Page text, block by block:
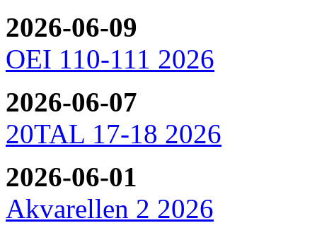
2026-06-09
OEI 110-111 2026
2026-06-07
20TAL 17-18 2026
2026-06-01
Akvarellen 2 2026